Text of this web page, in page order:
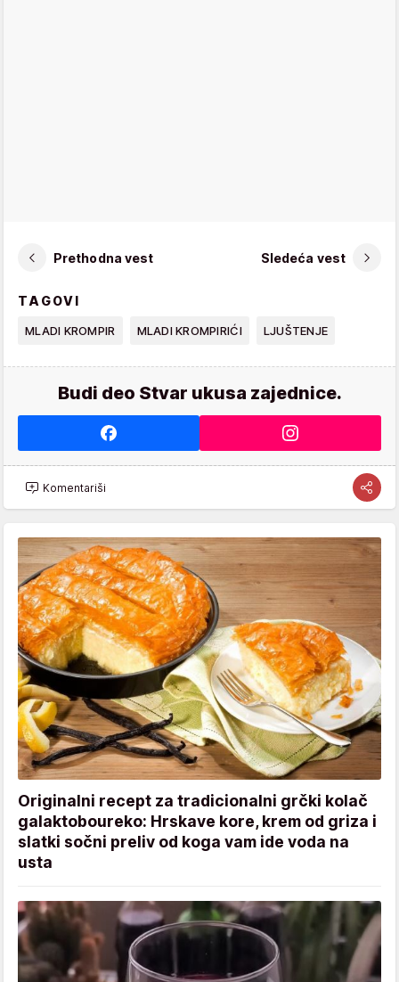
Prethodna vest Sledeća vest
TAGOVI
MLADI KROMPIR MLADI KROMPIRIĆI LJUŠTENJE
Budi deo Stvar ukusa zajednice.
Komentariši
Originalni recept za tradicionalni grčki kolač
galaktoboureko: Hrskave kore, krem od griza i
slatki sočni preliv od koga vam ide voda na
usta